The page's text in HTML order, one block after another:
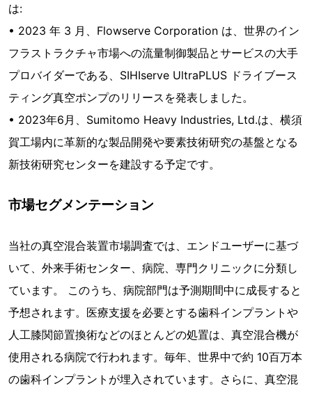
は:
• 2023 年 3 月、Flowserve Corporation は、世界のイン
フラストラクチャ市場への流量制御製品とサービスの大手
プロバイダーである、SIHIserve UltraPLUS ドライブース
ティング真空ポンプのリリースを発表しました。
• 2023年6月、Sumitomo Heavy Industries, Ltd.は、横須
賀工場内に革新的な製品開発や要素技術研究の基盤となる
新技術研究センターを建設する予定です。
市場セグメンテーション
当社の真空混合装置市場調査では、エンドユーザーに基づ
いて、外来手術センター、病院、専門クリニックに分類し
ています。 このうち、病院部門は予測期間中に成長すると
予想されます。医療支援を必要とする歯科インプラントや
人工膝関節置換術などのほとんどの処置は、真空混合機が
使用される病院で行われます。毎年、世界中で約 10百万本
の歯科インプラントが埋入されています。さらに、真空混